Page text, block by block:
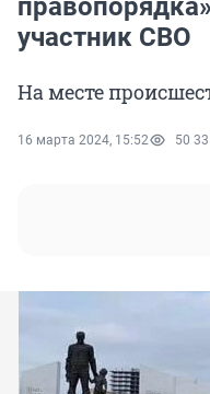
участник СВО
На месте
16 марта 2024, 15:52 50